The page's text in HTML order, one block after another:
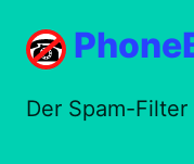
Der Spam-